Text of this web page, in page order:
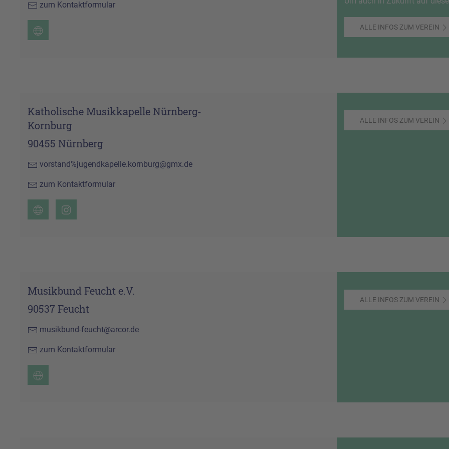
zum Kontaktformular
ALLE INFOS ZUM VEREIN
Katholische Musikkapelle Nürnberg-
Kornburg
90455 Nürnberg
vorstand%jugendkapelle.kornburg@gmx.de
zum Kontaktformular
ALLE INFOS ZUM VEREIN
Musikbund Feucht e.V.
90537 Feucht
musikbund-feucht@arcor.de
zum Kontaktformular
ALLE INFOS ZUM VEREIN